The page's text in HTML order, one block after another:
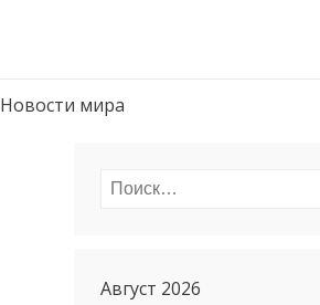
Новости мира
Найти:
Август 2026